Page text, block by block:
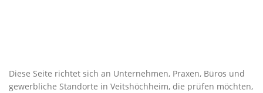
Diese Seite richtet sich an Unternehmen, Praxen, Büros und
gewerbliche Standorte in Veitshöchheim, die prüfen möchten,